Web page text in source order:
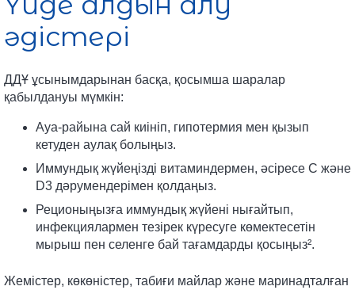
әдістері
ДДҰ ұсынымдарынан басқа, қосымша шаралар
қабылдануы мүмкін:
Ауа-райына сай киініп, гипотермия мен қызып
кетуден аулақ болыңыз.
Иммундық жүйеңізді витаминдермен, әсіресе С және
D3 дәрумендерімен қолдаңыз.
Реционыңызға иммундық жүйені нығайтып,
инфекциялармен тезірек күресуге көмектесетін
мырыш пен селенге бай тағамдарды қосыңыз².
Жемістер, көкөністер, табиғи майлар және маринадталған